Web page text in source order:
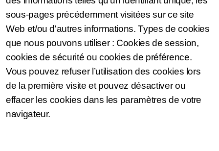
sous-pages précédemment visitées sur ce site
Web et/ou d'autres informations. Types de cookies
que nous pouvons utiliser : Cookies de session,
cookies de sécurité ou cookies de préférence.
Vous pouvez refuser l’utilisation des cookies lors
de la première visite et pouvez désactiver ou
effacer les cookies dans les paramètres de votre
navigateur.